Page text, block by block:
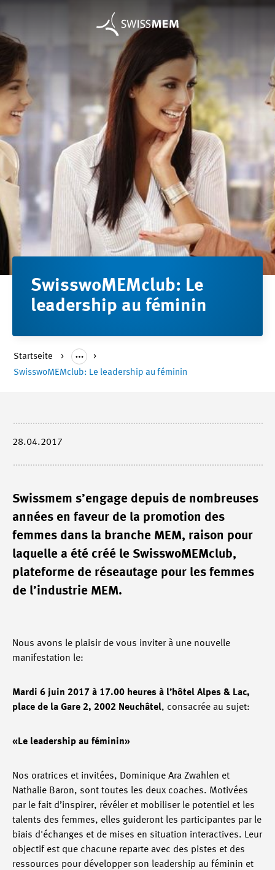
SwisswoMEMclub: Le
leadership au féminin
Startseite
SwisswoMEMclub: Le leadership au féminin
28.04.2017
Swissmem s’engage depuis de nombreuses
années en faveur de la promotion des
femmes dans la branche MEM, raison pour
laquelle a été créé le SwisswoMEMclub,
plateforme de réseautage pour les femmes
de l’industrie MEM.
Nous avons le plaisir de vous inviter à une nouvelle
manifestation le:
Mardi 6 juin 2017 à 17.00 heures à l’hôtel Alpes & Lac,
place de la Gare 2, 2002 Neuchâtel, consacrée au sujet:
«Le leadership au féminin»
Nos oratrices et invitées, Dominique Ara Zwahlen et
Nathalie Baron, sont toutes les deux coaches. Motivées
par le fait d’inspirer, révéler et mobiliser le potentiel et les
talents des femmes, elles guideront les participantes par le
biais d'échanges et de mises en situation interactives. Leur
objectif est que chacune reparte avec des pistes et des
ressources pour développer son leadership au féminin et